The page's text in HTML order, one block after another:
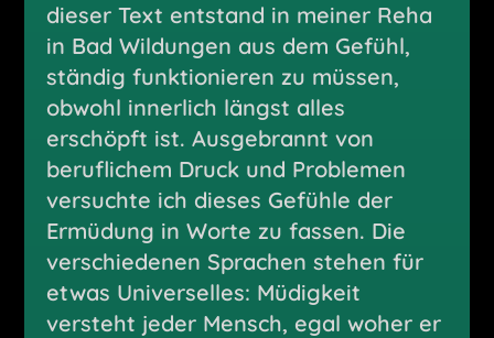
dieser Text entstand in meiner Reha
in Bad Wildungen aus dem Gefühl,
ständig funktionieren zu müssen,
obwohl innerlich längst alles
erschöpft ist. Ausgebrannt von
beruflichem Druck und Problemen
versuchte ich dieses Gefühle der
Ermüdung in Worte zu fassen. Die
verschiedenen Sprachen stehen für
etwas Universelles: Müdigkeit
versteht jeder Mensch, egal woher er